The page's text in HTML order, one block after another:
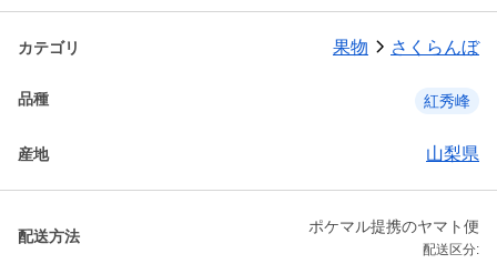
カテゴリ 果物 さくらんぼ
品種 紅秀峰
産地 山梨県
配送方法
ポケマル提携のヤマト便
配送区分: